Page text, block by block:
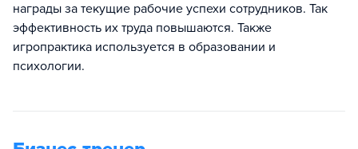
награды за текущие рабочие успехи сотрудников. Так
эффективность их труда повышаются. Также
игропрактика используется в образовании и
психологии.